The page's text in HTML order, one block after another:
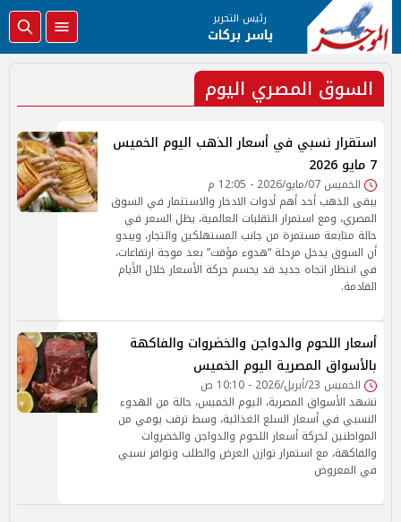
رئيس التحرير
ياسر بركات
السوق المصري اليوم
استقرار نسبي في أسعار الذهب اليوم الخميس
7 مايو 2026
الخميس 07/مايو/2026 - 12:05 م
يبقى الذهب أحد أهم أدوات الادخار والاستثمار في السوق
المصري، ومع استمرار التقلبات العالمية، يظل السعر في
حالة متابعة مستمرة من جانب المستهلكين والتجار، ويبدو
أن السوق يدخل مرحلة “هدوء مؤقت” بعد موجة ارتفاعات،
في انتظار اتجاه جديد قد يحسم حركة الأسعار خلال الأيام
القادمة.
أسعار اللحوم والدواجن والخضروات والفاكهة
بالأسواق المصرية اليوم الخميس
الخميس 23/أبريل/2026 - 10:10 ص
تشهد الأسواق المصرية، اليوم الخميس، حالة من الهدوء
النسبي في أسعار السلع الغذائية، وسط ترقب يومي من
المواطنين لحركة أسعار اللحوم والدواجن والخضروات
والفاكهة، مع استمرار توازن العرض والطلب وتوافر نسبي
في المعروض